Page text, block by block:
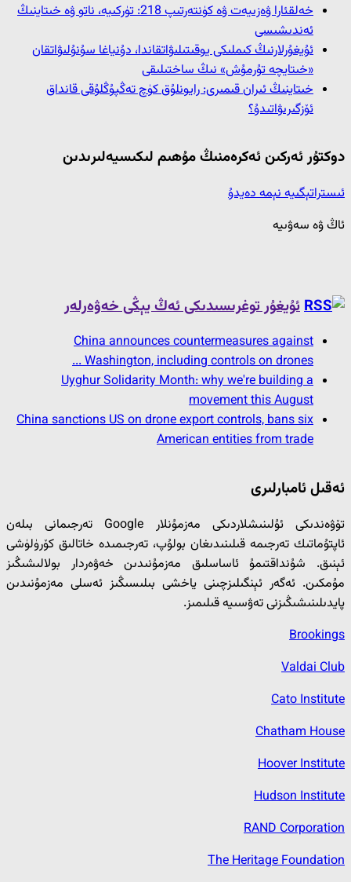
خەلقئارا ۋەزىيەت ۋە كۈنتەرتىپ 218: تۈركىيە، ناتو ۋە خىتاينىڭ
ئەندىشىسى
ئۇيغۇرلارنىڭ كىملىكى يوقىتىلىۋاتقاندا، دۇنياغا سۇنۇلىۋاتقان
«خىتايچە تۇرمۇش» نىڭ ساختىلىقى
خىتاينىڭ ئىران قىمىرى: رايونلۇق كۈچ تەڭپۇڭلۇقى قانداق
ئۆزگىرىۋاتىدۇ؟
دوكتۇر ئەركىن ئەكرەمنىڭ مۇھىم لىكىسيەلىرىدىن
ئىستراتېگىيە نېمە دەيدۇ
ئاڭ ۋە سەۋىيە
ئۇيغۇر توغرىسىدىكى ئەڭ يېڭى خەۋەرلەر
China announces countermeasures against
Washington, including controls on drones ...
Uyghur Solidarity Month: why we're building a
movement this August
China sanctions US on drone export controls, bans six
American entities from trade
ئەقىل ئامبارلىرى
تۆۋەندىكى ئۇلىنىشلاردىكى مەزمۇنلار Google تەرجىمانى بىلەن
ئاپتۇماتىك تەرجىمە قىلىنىدىغان بولۇپ، تەرجىمىدە خاتالىق كۆرۈلۈشى
ئېنىق. شۇنداقتىمۇ ئاساسلىق مەزمۇنىدىن خەۋەردار بولالىشىڭىز
مۇمكىن. ئەگەر ئېنگىلىزچىنى ياخشى بىلىسىڭىز ئەسلى مەزمۇنىدىن
پايدىلىنىشىڭىزنى تەۋسىيە قىلىمىز.
Brookings
Valdai Club
Cato Institute
Chatham House
Hoover Institute
Hudson Institute
RAND Corporation
The Heritage Foundation